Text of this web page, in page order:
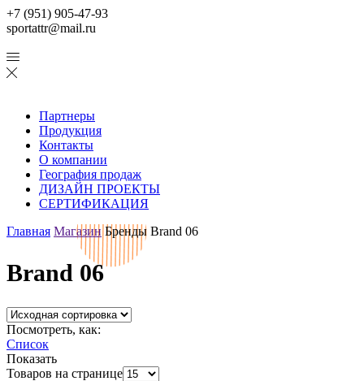
+7 (951) 905-47-93
sportattr@mail.ru
Партнеры
Продукция
Контакты
О компании
География продаж
ДИЗАЙН ПРОЕКТЫ
СЕРТИФИКАЦИЯ
Главная Магазин Бренды Brand 06
Brand 06
Посмотреть, как:
Список
Показать
Товаров на странице